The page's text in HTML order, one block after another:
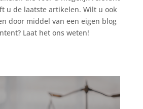
u de laatste artikelen. Wilt u ook
door middel van een eigen blog
Laat het ons weten!